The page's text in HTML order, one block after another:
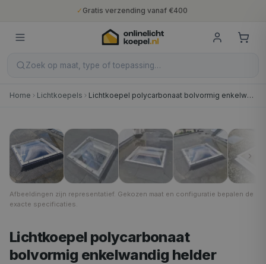
✓ Gratis verzending vanaf €400
10 jaar fabrieksgarantie
Nederlandse productie
Zoek op maat, type of toepassing…
Home Lichtkoepels Lichtkoepel polycarbonaat bolvormig enkelwandig helder
/8
Afbeeldingen zijn representatief. Gekozen maat en configuratie bepalen de
exacte specificaties.
Lichtkoepel polycarbonaat
bolvormig enkelwandig helder